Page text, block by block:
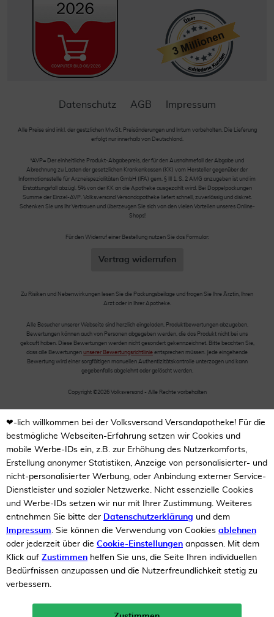
Datenschutz AGB Impressum
Alle Preise sind inkl. der gestzlichen MwSt. Preisänderungen und Irrtum vorbehalten. Die Lieferung
erfolgt nur innerhalb von Deutschland.
*AVP= Der einheitliche Produkt-Abgabepreis, der für den Ausnahmefall der Abgabe und
Abrechnung zu Lasten der gesetzlichen Krankenkassen (KK) vom Hersteller gegenüber der
Informationsstelle für Arzneispezialitäten GmbH (IFA) gem. § III 1, S. 2 AMG anzugeben ist und im
Erstattungsfall abzügl. 5% von der KK an die Apotheke ausgezahlt wird. Bei Doppelpackungen
Summe der Einzel-AVP. Volksversand Versandapotheke liefert schnell, zuverlässig und diskret.
Schenken Sie uns Ihr Vertrauen und überzeugen Sie sich von den vielen Vorteilen unseres Online-
Shops!
Für den Widerruf einer Bestellung nutzen Sie das Formular:
Vertrag widerrufen
Zu Risiken und Nebenwirkungen lesen Sie die Packungsbeilage und fragen Sie Ihre Ärztin, Ihren
Arzt oder in Ihrer Apotheke.
Alle Besucher unserer Webseite sind herzlich eingeladen, Produktbewertungen abzugeben.
Bewertungen können auch von Personen abgegeben werden, die das Produkt nicht bei uns
gekauft haben. Diese Bewertungen werden nicht gesondert gekennzeichnet. Bitte beachten Sie,
dass alle Bewertungen unserer Bewertungsrichtlinie entsprechen müssen. Jede eingehende
Bewertung wird einer sorgfältigen manuellen Authentizitätskontrolle unterzogen und kann
gegebenfalls abgelehnt oder gelöscht werden.
Copyright ©2026 Volksversand - Alle Rechte vorbehalten
❤-lich willkommen bei der Volksversand Versandapotheke! Für die
bestmögliche Webseiten-Erfahrung setzen wir Cookies und
mobile Werbe-IDs ein, z.B. zur Erhöhung des Nutzerkomforts,
Erstellung anonymer Statistiken, Anzeige von personalisierter- und
nicht-personalisierter Werbung, oder Anbindung externer Service-
Dienstleister und sozialer Netzwerke. Nicht essenzielle Cookies
und Werbe-IDs setzen wir nur mit Ihrer Zustimmung. Weiteres
entnehmen Sie bitte der Datenschutzerklärung und dem
Impressum. Sie können die Verwendung von Cookies ablehnen
oder jederzeit über die Cookie-Einstellungen anpassen. Mit dem
Klick auf Zustimmen helfen Sie uns, die Seite Ihren individuellen
Bedürfnissen anzupassen und die Nutzerfreundlichkeit stetig zu
verbessern.